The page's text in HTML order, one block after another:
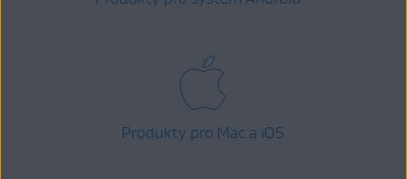
Produkty pro Mac a iOS